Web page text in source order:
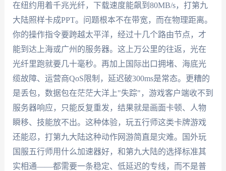
在纽约用着千兆光纤，下载速度能飙到80MB/s，打第九
大陆照样卡成PPT。问题根本不在带宽，而在物理距离。
你的操作指令要跨越太平洋，经过十几个路由节点，才
能到达上海或广州的服务器。这上万公里的往返，光在
光纤里跑就要几十毫秒。再加上国际出口拥堵、海底光
缆故障、运营商QoS限制，延迟破300ms是常态。更糟的
是丢包，数据包在茫茫大洋上"失踪"，游戏客户端收不到
服务器响应，只能反复重发，结果就是画面卡顿、人物
瞬移、技能放不出。这种体验，玩五行师这类卡牌游戏
还能忍，打第九大陆这种动作网游简直是灾难。国外玩
国服五行师用什么加速器好，和第九大陆的选择标准其
实相通——都需要一条稳定、低延迟的专线，而不是普